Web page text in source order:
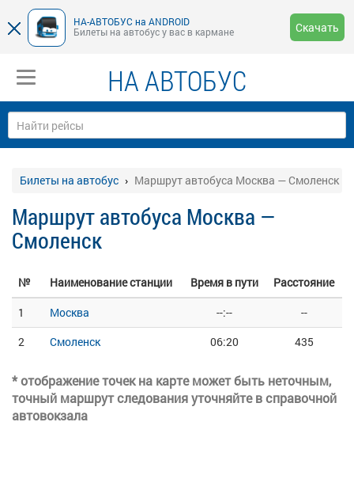
НА-АВТОБУС на ANDROID
Билеты на автобус у вас в кармане
Скачать
НА АВТОБУС
Билеты на автобус Маршрут автобуса Москва — Смоленск
Маршрут автобуса Москва —
Смоленск
№ Наименование станции Время в пути
Расстояние
1
Москва --:--
--
2
Смоленск 06:20 435
* отображение точек на карте может быть неточным,
точный маршрут следования уточняйте в справочной
автовокзала